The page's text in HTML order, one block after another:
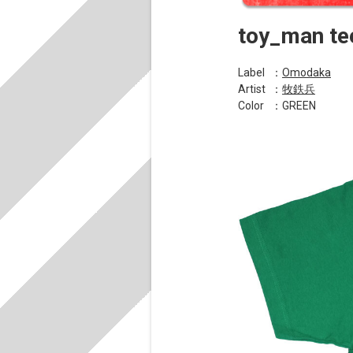
toy_man
Label ： Omodaka
Artist
： 牧鉄兵
Color
：GREEN